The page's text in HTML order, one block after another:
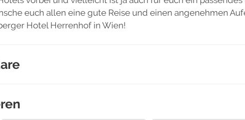
euch allen eine gute Reise und einen angenehmen
Hotel Herrenhof in Wien!